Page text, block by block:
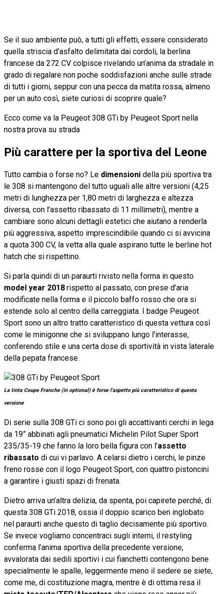
Se il suo ambiente può, a tutti gli effetti, essere considerato
quella striscia d’asfalto delimitata dai cordoli, la berlina
francese da 272 CV colpisce rivelando un’anima da stradale in
grado di regalare non poche soddisfazioni anche sulle strade
di tutti i giorni, seppur con una pecca da matita rossa, almeno
per un auto così, siete curiosi di scoprire quale?
Ecco come va la Peugeot 308 GTi by Peugeot Sport nella
nostra prova su strada
Più carattere per la sportiva del Leone
Tutto cambia o forse no? Le dimensioni della più sportiva tra
le 308 si mantengono del tutto uguali alle altre versioni (4,25
metri di lunghezza per 1,80 metri di larghezza e altezza
diversa, con l'assetto ribassato di 11 millimetri), mentre a
cambiare sono alcuni dettagli estetici che aiutano a renderla
più aggressiva, aspetto imprescindibile quando ci si avvicina
a quota 300 CV, la vetta alla quale aspirano tutte le berline hot
hatch che si rispettino.
Si parla quindi di un paraurti rivisto nella forma in questo
model year 2018 rispetto al passato, con prese d’aria
modificate nella forma e il piccolo baffo rosso che ora si
estende solo al centro della carreggiata. I badge Peugeot
Sport sono un altro tratto caratteristico di questa vettura così
come le minigonne che si sviluppano lungo l'interasse,
conferendo stile e una certa dose di sportività in vista laterale
della pepata francese.
La tinta Coupe Franche (in optional) è forse l'aspetto più caratteristico di questa
versione
Di serie sulla 308 GTi ci sono poi gli accattivanti cerchi in lega
da 19” abbinati agli pneumatici Michelin Pilot Super Sport
235/35-19 che fanno la loro bella figura con l’assetto
ribassato di cui vi parlavo. A celarsi dietro i cerchi, le pinze
freno rosse con il logo Peugeot Sport, con quattro pistoncini
a garantire i giusti spazi di frenata.
Dietro arriva un’altra delizia, da spenta, poi capirete perché, di
questa 308 GTi 2018, ossia il doppio scarico ben inglobato
nel paraurti anche questo di taglio decisamente più sportivo.
Se invece vogliamo concentraci sugli interni, il restyling
conferma l’anima sportiva della precedente versione,
avvalorata dai sedili sportivi i cui fianchetti contengono bene
specialmente le spalle, leggermente meno il sedere se siete,
come me, di costituzione magra, mentre è di ottima resa il